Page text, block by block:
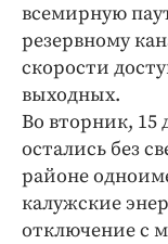
всемирную
резервному
скорости
выходных.
Во вторник, 15
остались без
районе
калужские
отключение с